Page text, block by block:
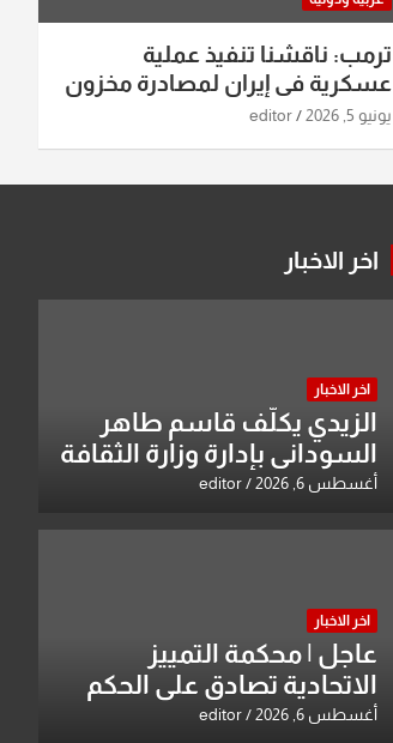
ترمب: ناقشنا تنفيذ عملية
عسكرية في إيران لمصادرة مخزون
اليورانيوم
يونيو 5, 2026 editor
اخر الاخبار
اخر الاخبار
الزيدي يكلّف قاسم طاهر
السوداني بإدارة وزارة الثقافة
أغسطس 6, 2026 editor
اخر الاخبار
عاجل | محكمة التمييز
الاتحادية تصادق على الحكم
بحق خالد عبد الواحد كبيان
أغسطس 6, 2026 editor